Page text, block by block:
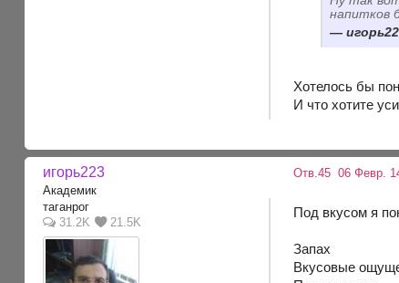
напитков
Хотелось бы
И что хотите
игорь223
Академик
таганрог
31.2K
21.5K
Отв.45 06 Февр.
Под вкусом я
Запах
Вкусовые